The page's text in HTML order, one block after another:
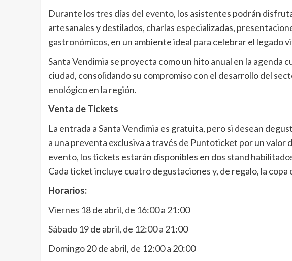
Durante los tres días del evento, los asistentes podrán
artesanales y destilados, charlas especializadas,
gastronómicos, en un ambiente ideal para celebrar el legado
Santa Vendimia se proyecta como un hito anual en la agenda
ciudad, consolidando su compromiso con el desarrollo del
enológico en la región.
Venta de Tickets
La entrada a Santa Vendimia es gratuita, pero si desean
a una preventa exclusiva a través de Puntoticket por un valor
evento, los tickets estarán disponibles en dos stand
Cada ticket incluye cuatro degustaciones y, de regalo, la
Horarios:
Viernes 18 de abril, de 16:00 a 21:00
Sábado 19 de abril, de 12:00 a 21:00
Domingo 20 de abril, de 12:00 a 20:00